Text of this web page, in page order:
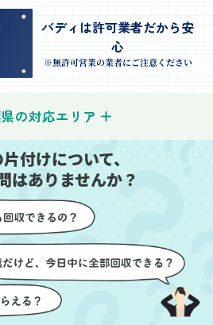
く
た
を
た
か
だ
た
必
ら
心
せ
作
を
る
潔
きました。
当日は2名のスタッフが来
てくださり、作業の流れ
ちらも安心感を持って作
壁や床を傷つけないよう
に細心の注意を払ってい
ただき、家全体がスムー
ズに片付いていくのがと
ても嬉しかったです。作
業が終わった後には、こ
ちらからお願いしなくて
も部屋を簡単に清掃して
いただけたのも好印象で
した。
バディは許可業者だから安
心
※無許可営業の業者にご注意ください
の対応エリア
付けについて、
はありませんか？